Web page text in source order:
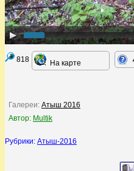
818 На карте
Галереи: Атыш 2016
Автор: Multik
Рубрики: Атыш-2016